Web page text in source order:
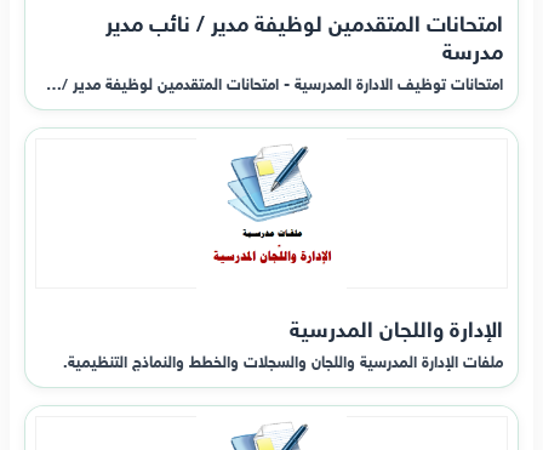
امتحانات المتقدمين لوظيفة مدير / نائب مدير
مدرسة
امتحانات توظيف الادارة المدرسية - امتحانات المتقدمين لوظيفة مدير /…
الإدارة واللجان المدرسية
ملفات الإدارة المدرسية واللجان والسجلات والخطط والنماذج التنظيمية.